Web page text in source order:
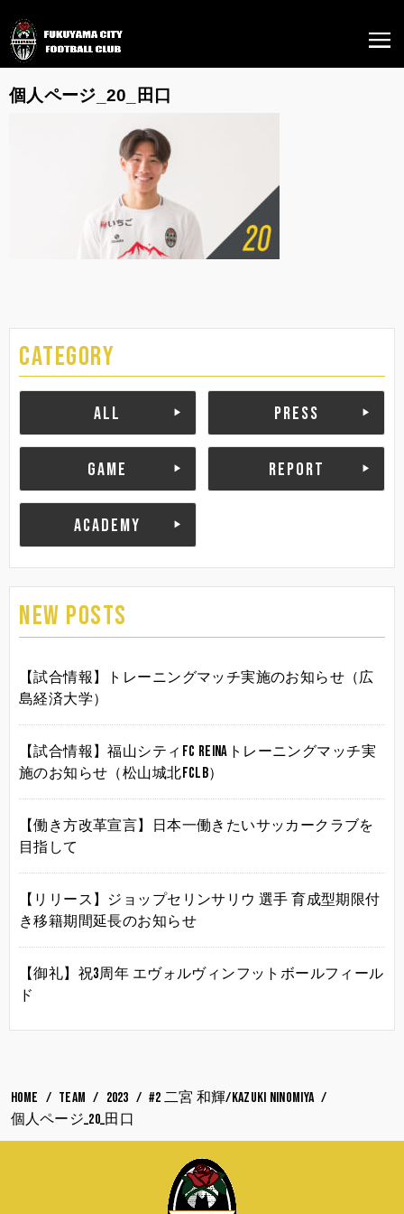
個人ページ_20_田口
CATEGORY
ALL PRESS
GAME REPORT
ACADEMY
NEW POSTS
【試合情報】トレーニングマッチ実施のお知らせ（広
島経済大学）
【試合情報】福山シティFC Reinaトレーニングマッチ実
施のお知らせ（松山城北FCLB）
【働き方改革宣言】日本一働きたいサッカークラブを
目指して
【リリース】ジョップセリンサリウ 選手 育成型期限付
き移籍期間延長のお知らせ
【御礼】祝3周年 エヴォルヴィンフットボールフィール
ド
HOME TEAM 2023
#2 二宮 和輝/Kazuki Ninomiya
個人ページ_20_田口